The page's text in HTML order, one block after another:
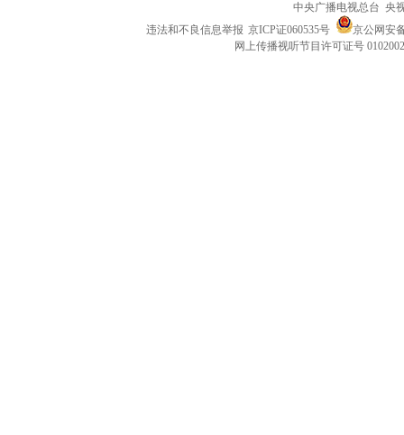
中央广播电视总台 央
违法和不良信息举报 京ICP证060535号
京公网安
网上传播视听节目许可证号